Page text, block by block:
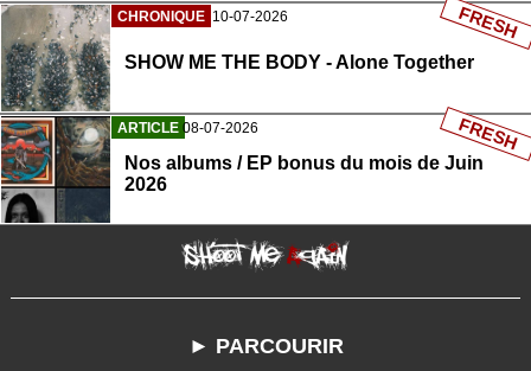
CHRONIQUE 10-07-2026
SHOW ME THE BODY - Alone Together
FRESH
ARTICLE 08-07-2026
Nos albums / EP bonus du mois de Juin
2026
FRESH
► PARCOURIR